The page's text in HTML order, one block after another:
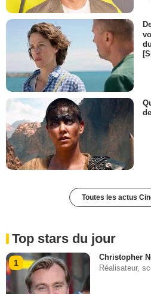
Toutes les actus
Top stars du jour
1
Christopher
Réalisateur,